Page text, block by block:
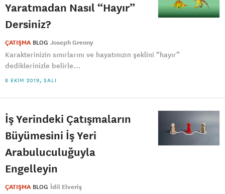
Yaratmadan Nasıl “Hayır”
Dersiniz?
ÇATIŞMA BLOG Joseph Grenny
Karakterinizin sınırlarını ve hayatınızın şeklini “hayır”
dediklerinizle belirle...
8 EKIM 2019, SALI
İş Yerindeki Çatışmaların
Büyümesini İş Yeri
Arabuluculuğuyla
Engelleyin
ÇATIŞMA BLOG İdil Elveriş